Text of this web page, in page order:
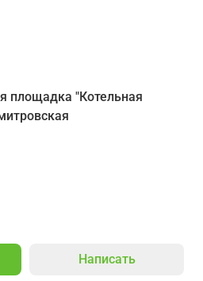
площадка "Котельная
Написать